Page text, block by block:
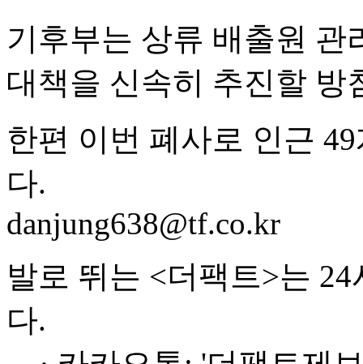
기후부는 상류 배출원 관
대책을 신속히 추진할 방
한편 이번 폐사로 인근
다.
danjung638@tf.co.kr
발로 뛰는 <더팩트>는
다.